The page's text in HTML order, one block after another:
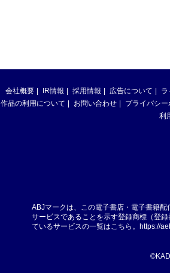
会社概要 IR情報 採用情報 広告について ラ
作品の利用について
お問い合わせ プライバシー
利
ABJマークは、この電子書店・電子書籍
サービスであることを示す登録商標（登
ているサービスの一覧はこちら。 https://